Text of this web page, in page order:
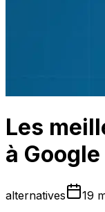
Les
à
alternatives 19